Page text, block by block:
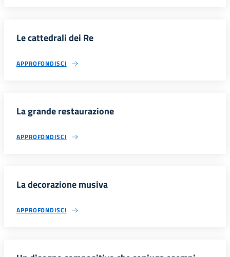
Le cattedrali dei Re
APPROFONDISCI
La grande restaurazione
APPROFONDISCI
La decorazione musiva
APPROFONDISCI